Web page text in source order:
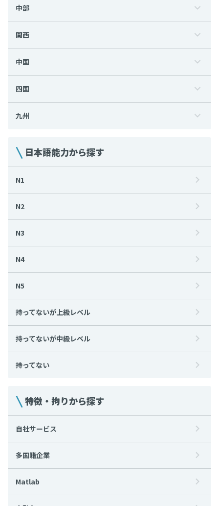
中部
関西
中国
四国
九州
日本語能力から探す
N1
N2
N3
N4
N5
持ってないが上級レベル
持ってないが中級レベル
持ってない
特徴・拘りから探す
自社サービス
多国籍企業
Matlab